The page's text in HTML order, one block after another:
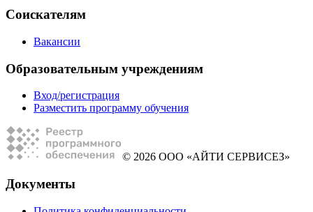
Соискателям
Вакансии
Образовательным учреждениям
Вход/регистрация
Разместить программу обучения
© 2026 ООО «АЙТИ СЕРВИСЕЗ»
Документы